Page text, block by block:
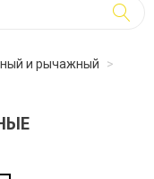
и рычажный
>